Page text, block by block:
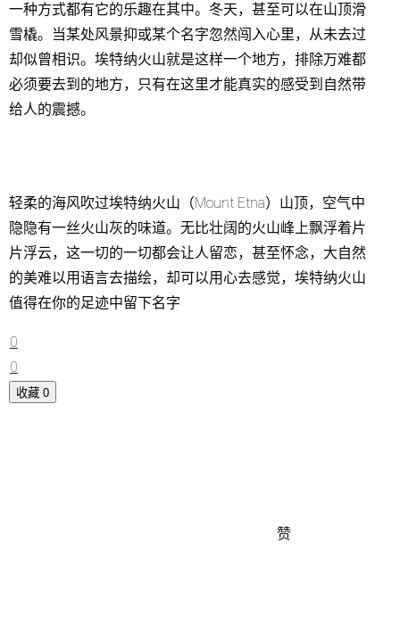
一种方式都有它的乐趣在其中。冬天，甚至可以在山顶滑
雪橇。当某处风景抑或某个名字忽然闯入心里，从未去过
却似曾相识。埃特纳火山就是这样一个地方，排除万难都
必须要去到的地方，只有在这里才能真实的感受到自然带
给人的震撼。
轻柔的海风吹过埃特纳火山（Mount Etna）山顶，空气中
隐隐有一丝火山灰的味道。无比壮阔的火山峰上飘浮着片
片浮云，这一切的一切都会让人留恋，甚至怀念，大自然
的美难以用语言去描绘，却可以用心去感觉，埃特纳火山
值得在你的足迹中留下名字
0
0
收藏 0
赞